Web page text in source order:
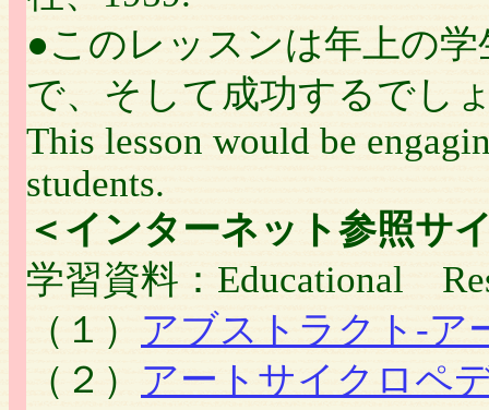
●このレッスンは年上の
で、そして成功するでし
This lesson would be
students.
＜インターネット参照サ
学習資料：Educational
（１） アブストラクト‐ア
（２） アートサイクロペ